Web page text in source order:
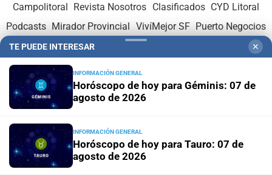
Campolitoral Revista Nosotros Clasificados CYD Litoral
Podcasts Mirador Provincial VivíMejor SF Puerto Negocios
Notife
Hemeroteca Digital (1930-1979) Receptorías de avisos
Administración y Publicidad-Elementos institucionales
TE PUEDE INTERESAR ✕
INFORMACIÓN GENERAL
Horóscopo de hoy para Géminis: 07 de
agosto de 2026
INFORMACIÓN GENERAL
Horóscopo de hoy para Tauro: 07 de
agosto de 2026